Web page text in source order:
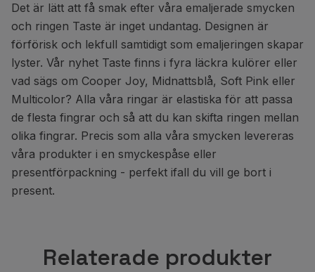
Det är lätt att få smak efter våra emaljerade smycken
och ringen Taste är inget undantag. Designen är
förförisk och lekfull samtidigt som emaljeringen skapar
lyster. Vår nyhet Taste finns i fyra läckra kulörer eller
vad sägs om Cooper Joy, Midnattsblå, Soft Pink eller
Multicolor? Alla våra ringar är elastiska för att passa
de flesta fingrar och så att du kan skifta ringen mellan
olika fingrar. Precis som alla våra smycken levereras
våra produkter i en smyckespåse eller
presentförpackning - perfekt ifall du vill ge bort i
present.
Relaterade produkter